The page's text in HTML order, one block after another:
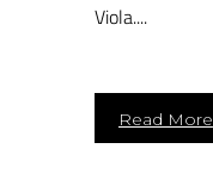
Viola....
Read More